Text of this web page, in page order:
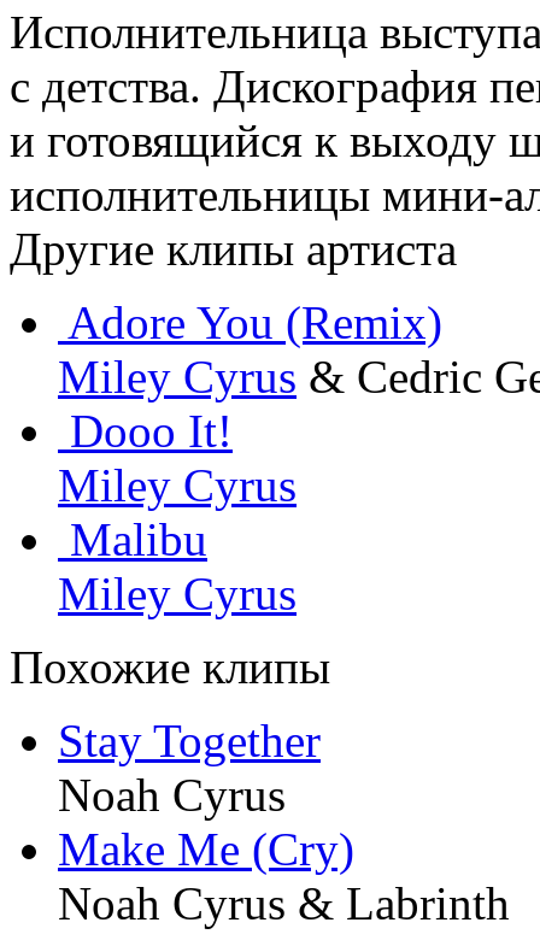
Исполнительница
с детства. Дискография
и готовящийся к выходу
исполнительницы мини-
Другие клипы артиста
Adore You (Remix)
Miley Cyrus & Cedric
Dooo It!
Miley Cyrus
Malibu
Miley Cyrus
Похожие клипы
Stay Together
Noah Cyrus
Make Me (Cry)
Noah Cyrus & Labrinth